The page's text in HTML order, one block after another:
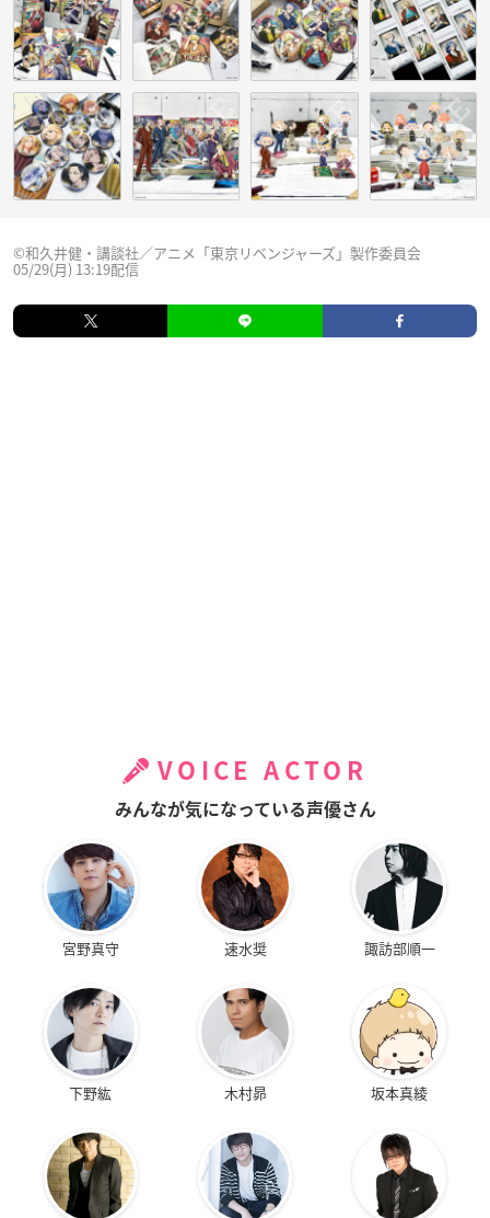
©和久井健・講談社／アニメ「東京リベンジャーズ」製作委員会
05/29(月) 13:19配信
VOICE ACTOR
みんなが気になっている声優さん
宮野真守 速水奨 諏訪部順一
下野紘 木村昴 坂本真綾